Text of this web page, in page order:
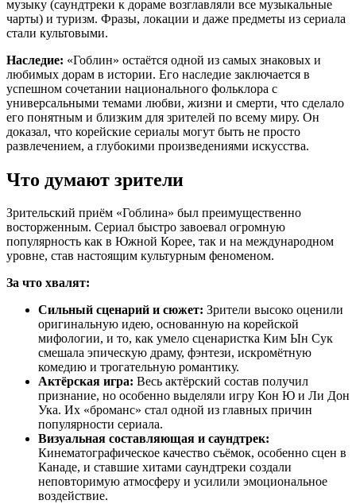
музыку (саундтреки к дораме возглавляли все музыкальные
чарты) и туризм. Фразы, локации и даже предметы из сериала
стали культовыми.
Наследие: «Гоблин» остаётся одной из самых знаковых и
любимых дорам в истории. Его наследие заключается в
успешном сочетании национального фольклора с
универсальными темами любви, жизни и смерти, что сделало
его понятным и близким для зрителей по всему миру. Он
доказал, что корейские сериалы могут быть не просто
развлечением, а глубокими произведениями искусства.
Что думают зрители
Зрительский приём «Гоблина» был преимущественно
восторженным. Сериал быстро завоевал огромную
популярность как в Южной Корее, так и на международном
уровне, став настоящим культурным феноменом.
За что хвалят:
Сильный сценарий и сюжет: Зрители высоко оценили
оригинальную идею, основанную на корейской
мифологии, и то, как умело сценаристка Ким Ын Сук
смешала эпическую драму, фэнтези, искромётную
комедию и трогательную романтику.
Актёрская игра: Весь актёрский состав получил
признание, но особенно выделяли игру Кон Ю и Ли Дон
Ука. Их «броманс» стал одной из главных причин
популярности сериала.
Визуальная составляющая и саундтрек:
Кинематографическое качество съёмок, особенно сцен в
Канаде, и ставшие хитами саундтреки создали
неповторимую атмосферу и усилили эмоциональное
воздействие.